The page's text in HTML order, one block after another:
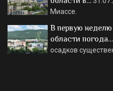
Миассе.
В первую неделю
области погода…
осадков